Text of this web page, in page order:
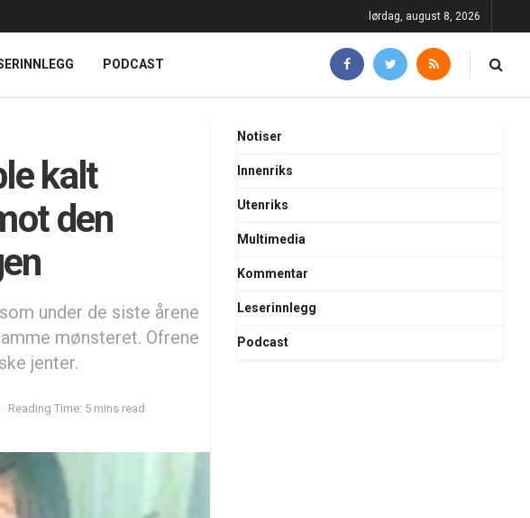
lørdag, august 8, 2026
PODCAST
kalt
den
under de siste årene
mønsteret. Ofrene
jenter.
Reading Time: 5 mins read
Notiser
Innenriks
Utenriks
Multimedia
Kommentar
Leserinnlegg
Podcast